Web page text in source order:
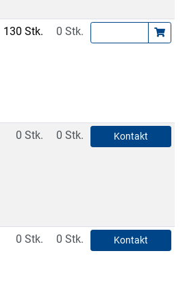
130 Stk. 0 Stk.
0 Stk. 0 Stk. Kontakt
0 Stk. 0 Stk. Kontakt